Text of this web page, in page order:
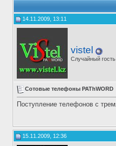
14.11.2009, 13:11
vistel
Случайный гость
Сотовые телефоны PAThWORD
Поступление телефонов с
15.11.2009, 12:36